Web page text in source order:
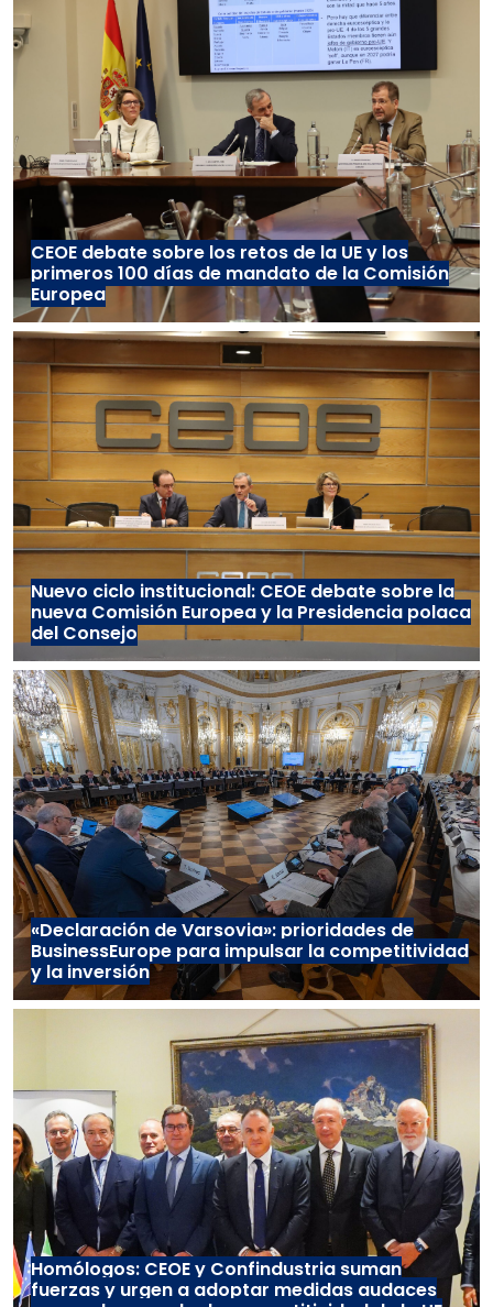
CEOE debate sobre los retos de la UE y los
primeros 100 días de mandato de la Comisión
Europea
Nuevo ciclo institucional: CEOE debate sobre la
nueva Comisión Europea y la Presidencia polaca
del Consejo
«Declaración de Varsovia»: prioridades de
BusinessEurope para impulsar la competitividad
y la inversión
Homólogos: CEOE y Confindustria suman
fuerzas y urgen a adoptar medidas audaces